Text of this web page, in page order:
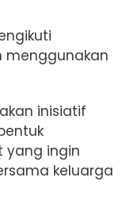
menggunakan
inisiatif
yang ingin
keluarga